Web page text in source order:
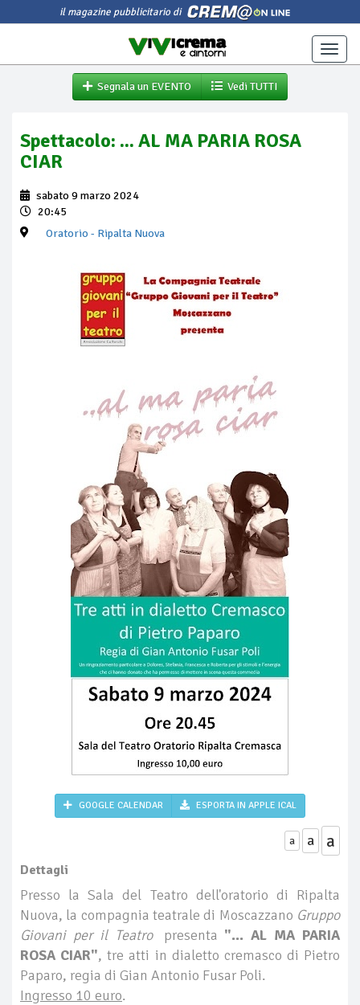
il magazine pubblicitario di
Toggle
Segnala un EVENTO
Vedi TUTTI
Spettacolo: ... AL MA PARIA ROSA
CIAR
sabato 9 marzo 2024
20:45
Oratorio - Ripalta Nuova
GOOGLE CALENDAR ESPORTA IN APPLE ICAL
a a a
Dettagli
Presso la Sala del Teatro dell'oratorio di Ripalta
Nuova, la compagnia teatrale di Moscazzano Gruppo
Giovani per il Teatro
presenta "... AL MA PARIA
ROSA CIAR", tre atti in dialetto cremasco di Pietro
Paparo, regia di Gian Antonio Fusar Poli.
Ingresso 10 euro.